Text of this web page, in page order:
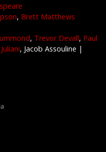
, Brett Matthews
, Trevor Devall, Paul
, Jacob Assouline |